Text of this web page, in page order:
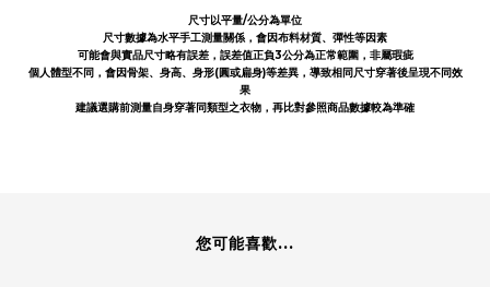
尺寸以平量/公分為單位
尺寸數據為水平手工測量關係，會因布料材質、彈性等因素
可能會與實品尺寸略有誤差，誤差值正負3公分為正常範圍，非屬瑕疵
個人體型不同，會因骨架、身高、身形(圓或扁身)等差異，導致相同尺寸穿著後呈現不同效
果
建議選購前測量自身穿著同類型之衣物，再比對參照商品數據較為準確
您可能喜歡...